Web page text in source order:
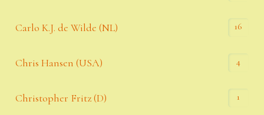
Carlo K.J. de Wilde (NL) 16
Chris Hansen (USA) 4
Christopher Fritz (D) 1